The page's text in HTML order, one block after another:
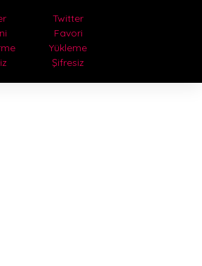
Twitter
Favori
Yükleme
Şifresiz